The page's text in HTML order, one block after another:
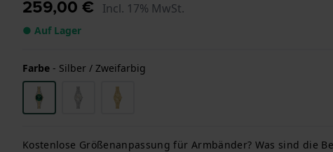
259,00 € Incl. 17% MwSt.
● Auf Lager
Farbe - Silber / Zweifarbig
Kostenlose Größenanpassung für Armbänder? Was sind die